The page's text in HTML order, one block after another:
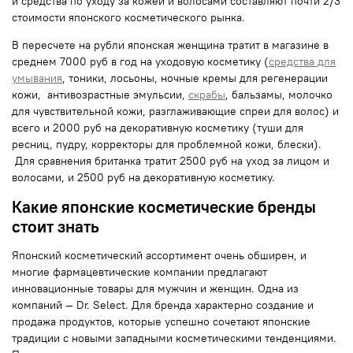
стоимости японского косметического рынка.
В пересчете на рубли японская женщина тратит в магазине в
среднем 7000 руб в год на уходовую косметику (средства для
умывания, тоники, лосьоны, ночные кремы для регенерации
кожи, антивозрастные эмульсии, скрабы, бальзамы, молочко
для чувствительной кожи, разглаживающие спреи для волос) и
всего и 2000 руб на декоративную косметику (туши для
ресниц, пудру, корректоры для проблемной кожи, блески).
Для сравнения британка тратит 2500 руб на уход за лицом и
волосами, и 2500 руб на декоративную косметику.
Какие японские косметические бренды
стоит знать
Японский косметический ассортимент очень обширен, и
многие фармацевтические компании предлагают
инновационные товары для мужчин и женщин. Одна из
компаний — Dr. Select. Для бренда характерно создание и
продажа продуктов, которые успешно сочетают японские
традиции с новыми западными косметическими тенденциями.